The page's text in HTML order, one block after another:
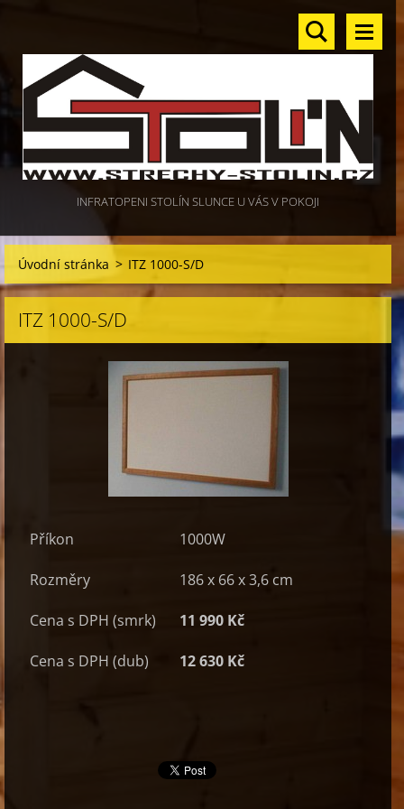
INFRATOPENI STOLÍN SLUNCE U VÁS V POKOJI
Úvodní stránka > ITZ 1000-S/D
ITZ 1000-S/D
Příkon 1000W
Rozměry 186 x 66 x 3,6 cm
Cena s DPH (smrk) 11 990 Kč
Cena s DPH (dub) 12 630 Kč